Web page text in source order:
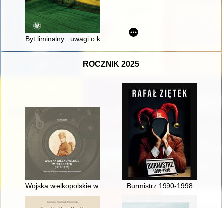
Byt liminalny : uwagi o kształtowaniu obrazu Europy
ROCZNIK 2025
Wojska wielkopolskie w fotografii (1918-1920) : katalog
Burmistrz 1990-1998